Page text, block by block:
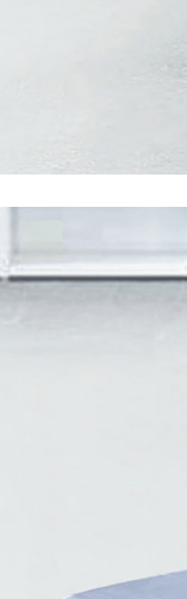
暫無配送地區：彰
本司貨車運送如
本公司除了盡最大
保護物流人員的
品、附件
由於透過
質感稍有
訂購前請
為主。
非因本公
狀態與完
台北市、
本公司部
為因素導
者同意將
到貨7日
如欲放置
時請
日內若未接